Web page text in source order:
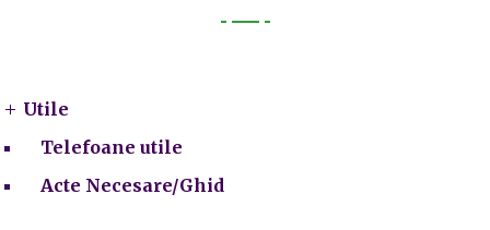
Utile
Telefoane utile
Acte Necesare/Ghid